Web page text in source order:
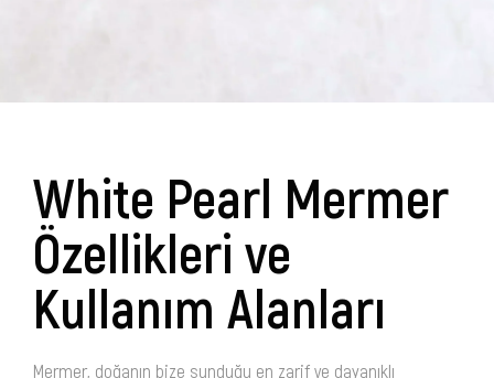
White Pearl Mermer
Özellikleri ve
Kullanım Alanları
Mermer, doğanın bize sunduğu en zarif ve dayanıklı